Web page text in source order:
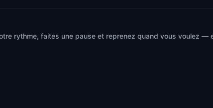
rythme, faites une pause et reprenez quand vous voulez —